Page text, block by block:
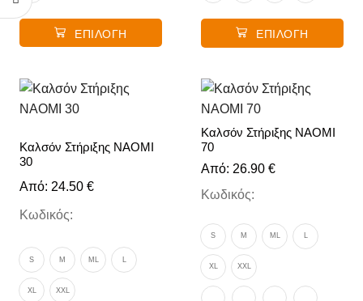
ΕΠΙΛΟΓΉ ΕΠΙΛΟΓΉ
Καλσόν Στήριξης NAOMI
30
Από: 24.50 €
Κωδικός:
S M ML
XL XXL
Καλσόν Στήριξης NAOMI
70
Από: 26.90 €
Κωδικός:
S M ML L
XL XXL